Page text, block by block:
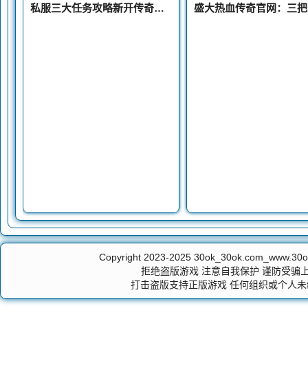
私服三大任务攻略新开传奇私服介绍
Copyright 2023-2025
拒绝盗版游戏 注意自我保护 谨防受骗
打击盗版支持正版游戏 任何组织或个人